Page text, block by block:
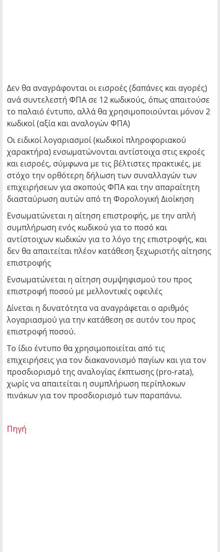
Δεν θα αναγράφονται οι εισροές (δαπάνες και αγορές)
ανά συντελεστή ΦΠΑ σε 12 κωδικούς, όπως απαιτούσε
το παλαιό έντυπο, αλλά θα χρησιμοποιούνται μόνον 2
κωδικοί (αξία και αναλογών ΦΠΑ)
Οι ειδικοί λογαριασμοί (κωδικοί πληροφοριακού
χαρακτήρα) ενσωματώνονται αντίστοιχα στις εκροές
και εισροές, σύμφωνα με τις βέλτιστες πρακτικές, με
στόχο την ορθότερη δήλωση των συναλλαγών των
επιχειρήσεων για σκοπούς ΦΠΑ και την απαραίτητη
διασταύρωση αυτών από τη Φορολογική Διοίκηση
Ενσωματώνεται η αίτηση επιστροφής, με την απλή
συμπλήρωση ενός κωδικού για το ποσό και
αντίστοιχων κωδικών για το λόγο της επιστροφής, και
δεν θα απαιτείται πλέον κατάθεση ξεχωριστής αίτησης
επιστροφής
Ενσωματώνεται η αίτηση συμψηφισμού του προς
επιστροφή ποσού με μελλοντικές οφειλές
Δίνεται η δυνατότητα να αναγράφεται ο αριθμός
λογαριασμού για την κατάθεση σε αυτόν του προς
επιστροφή ποσού.
Το ίδιο έντυπο θα χρησιμοποιείται από τις
επιχειρήσεις για τον διακανονισμό παγίων και για τον
προσδιορισμό της αναλογίας έκπτωσης (pro-rata),
χωρίς να απαιτείται η συμπλήρωση περίπλοκων
πινάκων για τον προσδιορισμό των παραπάνω.
Πηγή